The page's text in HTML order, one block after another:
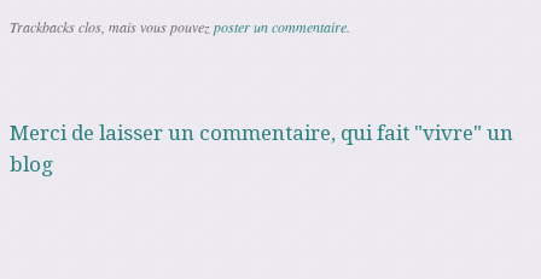
Trackbacks clos, mais vous pouvezposter un commentaire
Merci de laisser un commentaire, qui fait "vivre" un
blog